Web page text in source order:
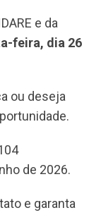
e da
feira, dia 26
ou deseja
de 2026.
e garanta